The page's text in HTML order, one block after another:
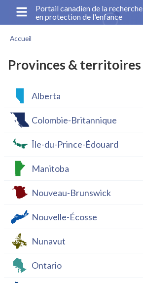
principal
Portail canadien de la recherche
en protection de l'enfance
d'Ariane
Accueil
Provinces & territoires
Alberta
Colombie-Britannique
Île-du-Prince-Édouard
Manitoba
Nouveau-Brunswick
Nouvelle-Écosse
Nunavut
Ontario